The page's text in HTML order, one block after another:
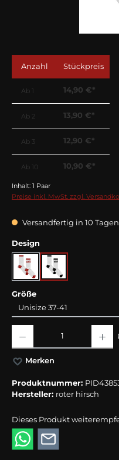
Anzahl Stückpreis
Ab 1 14,90 €*
Ab 2 13,90 €*
Ab 3 12,90 €*
Ab 10 10,90 €*
Inhalt: 1 Paar
Preise inkl. MwSt. zzgl.
Versandfertig in 10
Design
Tennissocke-Weiß-Rot
Tennissocke-
Größeauswählen
Merken
Produktnummer:
Hersteller: roter hirsch
Dieses Produkt